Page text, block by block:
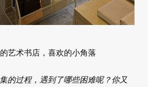
艺术书店，喜欢的小角落
的过程，遇到了哪些困难呢？你又